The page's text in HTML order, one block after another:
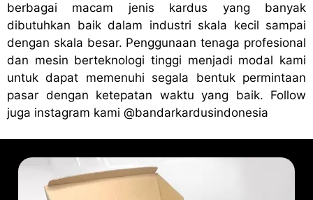
berbagai macam jenis kardus yang banyak
dibutuhkan baik dalam industri skala kecil sampai
dengan skala besar. Penggunaan tenaga profesional
dan mesin berteknologi tinggi menjadi modal kami
untuk dapat memenuhi segala bentuk permintaan
pasar dengan ketepatan waktu yang baik. Follow
juga instagram kami @bandarkardusindonesia